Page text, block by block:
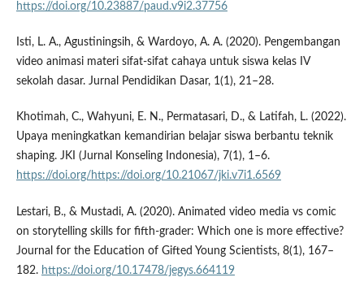
https://doi.org/10.23887/paud.v9i2.37756
Isti, L. A., Agustiningsih, & Wardoyo, A. A. (2020). Pengembangan
video animasi materi sifat-sifat cahaya untuk siswa kelas IV
sekolah dasar. Jurnal Pendidikan Dasar, 1(1), 21–28.
Khotimah, C., Wahyuni, E. N., Permatasari, D., & Latifah, L. (2022).
Upaya meningkatkan kemandirian belajar siswa berbantu teknik
shaping. JKI (Jurnal Konseling Indonesia), 7(1), 1–6.
https://doi.org/https://doi.org/10.21067/jki.v7i1.6569
Lestari, B., & Mustadi, A. (2020). Animated video media vs comic
on storytelling skills for fifth-grader: Which one is more effective?
Journal for the Education of Gifted Young Scientists, 8(1), 167–
182. https://doi.org/10.17478/jegys.664119